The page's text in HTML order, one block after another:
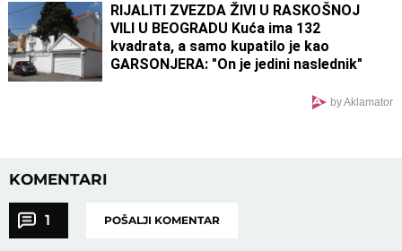
RIJALITI ZVEZDA ŽIVI U RASKOŠNOJ
VILI U BEOGRADU Kuća ima 132
kvadrata, a samo kupatilo je kao
GARSONJERA: "On je jedini naslednik"
by Aklamator
KOMENTARI
1 POŠALJI KOMENTAR